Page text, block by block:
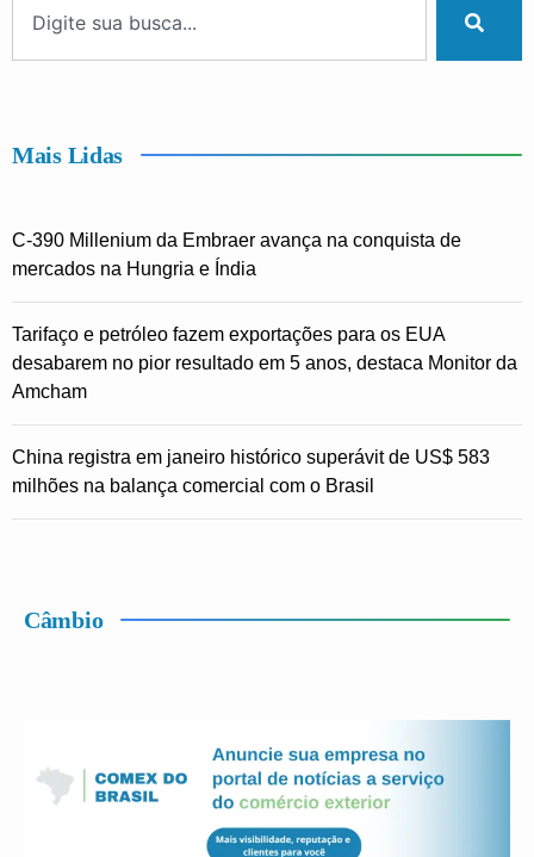
Mais Lidas
C-390 Millenium da Embraer avança na conquista de
mercados na Hungria e Índia
Tarifaço e petróleo fazem exportações para os EUA
desabarem no pior resultado em 5 anos, destaca Monitor da
Amcham
China registra em janeiro histórico superávit de US$ 583
milhões na balança comercial com o Brasil
Câmbio